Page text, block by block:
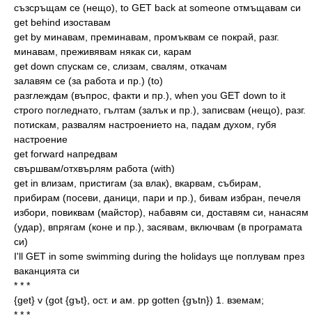
съзсръщам се (нещо), to GET back at someone отмъщавам си
get behind изоставам
get by минавам, преминавам, промъквам се покрай, разг.
минавам, преживявам някак си, карам
get down спускам се, слизам, свалям, откачам
залавям се (за работа и пр.) (to)
разглеждам (въпрос, факти и пр.), when you GET down to it
строго погледнато, гълтам (залък и пр.), записвам (нещо), разг.
потискам, развалям настроението на, падам духом, губя
настроение
get forward напредвам
свършвам/отхвърлям работа (with)
get in влизам, пристигам (за влак), вкарвам, събирам,
прибирам (посеви, даници, пари и пр.), бивам избран, печеля
избори, повиквам (майстор), набавям си, доставям си, нанасям
(удар), впрягам (коне и пр.), засявам, включвам (в програмата
си)
I'll GET in some swimming during the holidays ще поплувам през
ваканцията си
* * *
{get} v (got {gъt}, ост. и ам. pp gotten {gъtn}) 1. вземам;
* * *